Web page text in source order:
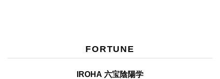
FORTUNE
IROHA 六宝陰陽学